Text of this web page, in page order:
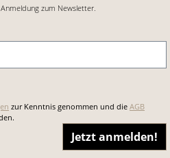
zum Newsletter.
zur Kenntnis genommen und die AGB
Jetzt anmelden!